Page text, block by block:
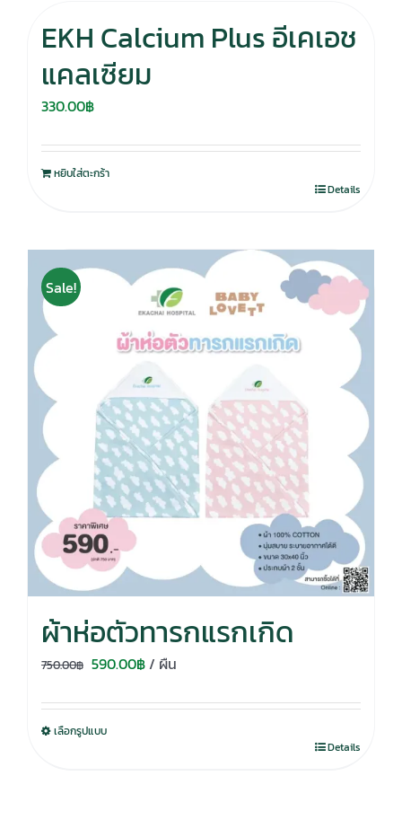
EKH Calcium Plus อีเคเอช
แคลเซียม
330.00฿
หยิบใส่ตะกร้า
Details
Sale!
ผ้าห่อตัวทารกแรกเกิด
750.00฿ Original
was:
750.00฿.
590.00฿Current
is:
/ ผืน
เลือกรูปแบบ
Details